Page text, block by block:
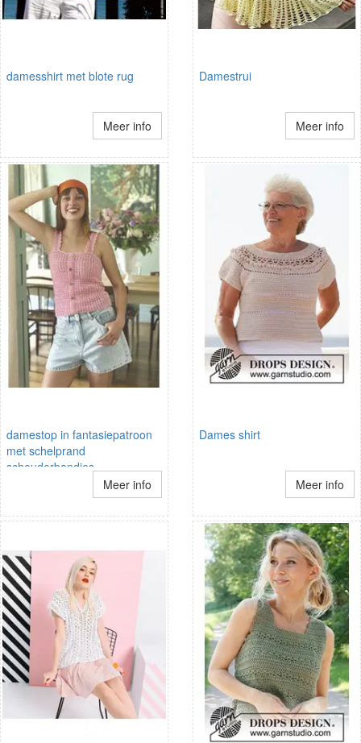
damesshirt met blote rug
Meer info
Damestrui
Meer info
damestop in fantasiepatroon
met schelprand
schouderbandjes
Meer info
Dames shirt
Meer info